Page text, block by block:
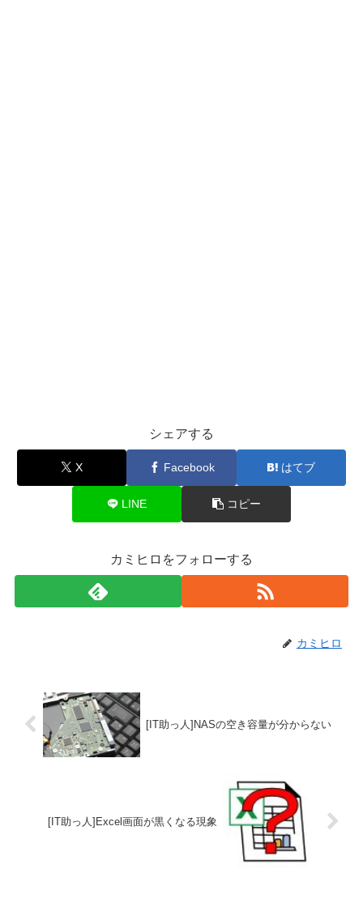
シェアする
X Facebook はてブ
LINE コピー
カミヒロをフォローする
カミヒロ
[IT助っ人]NASの空き容量が分からない
[IT助っ人]Excel画面が黒くなる現象